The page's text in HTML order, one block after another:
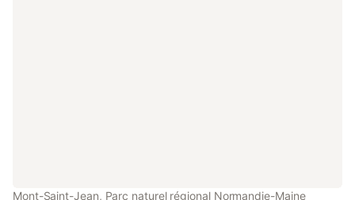
Mont-Saint-Jean, Parc naturel régional Normandie-Maine